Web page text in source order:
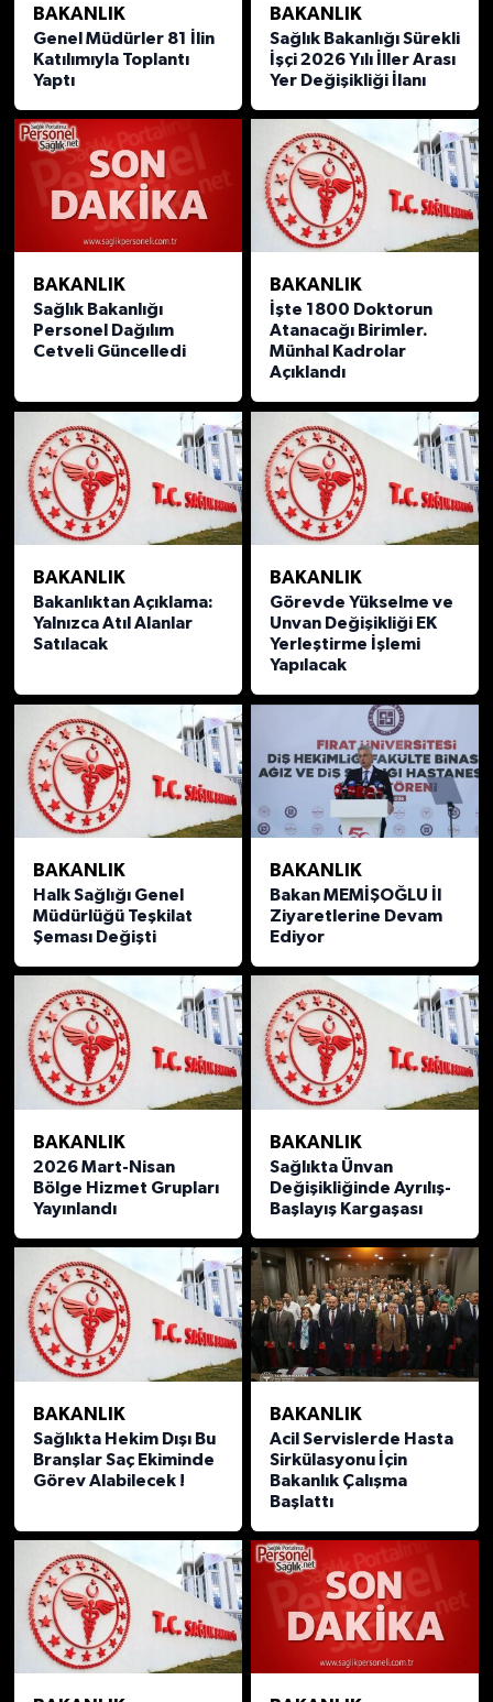
BAKANLIK
Genel Müdürler 81 İlin
Katılımıyla Toplantı
Yaptı
BAKANLIK
Sağlık Bakanlığı Sürekli
İşçi 2026 Yılı İller Arası
Yer Değişikliği İlanı
BAKANLIK
Sağlık Bakanlığı
Personel Dağılım
Cetveli Güncelledi
BAKANLIK
İşte 1800 Doktorun
Atanacağı Birimler.
Münhal Kadrolar
Açıklandı
BAKANLIK
Bakanlıktan Açıklama:
Yalnızca Atıl Alanlar
Satılacak
BAKANLIK
Görevde Yükselme ve
Unvan Değişikliği EK
Yerleştirme İşlemi
Yapılacak
BAKANLIK
Halk Sağlığı Genel
Müdürlüğü Teşkilat
Şeması Değişti
BAKANLIK
Bakan MEMİŞOĞLU İl
Ziyaretlerine Devam
Ediyor
BAKANLIK
2026 Mart-Nisan
Bölge Hizmet Grupları
Yayınlandı
BAKANLIK
Sağlıkta Ünvan
Değişikliğinde Ayrılış-
Başlayış Kargaşası
BAKANLIK
Sağlıkta Hekim Dışı Bu
Branşlar Saç Ekiminde
Görev Alabilecek !
BAKANLIK
Acil Servislerde Hasta
Sirkülasyonu İçin
Bakanlık Çalışma
Başlattı